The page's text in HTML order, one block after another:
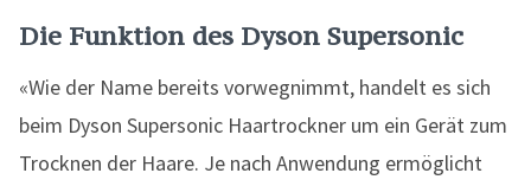
Die Funktion des Dyson Supersonic
«Wie der Name bereits vorwegnimmt, handelt es sich
beim Dyson Supersonic Haartrockner um ein Gerät zum
Trocknen der Haare. Je nach Anwendung ermöglicht